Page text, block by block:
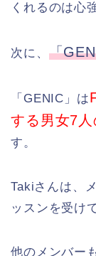
くれるのは心
次に、 「
「GENIC」は
する男女7
す。
Takiさんは、
ッスンを受け
他のメンバー